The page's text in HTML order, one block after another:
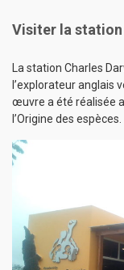
Visiter la station
La station Charles
l’explorateur anglais
œuvre a été réalisée
l’Origine des espèces.